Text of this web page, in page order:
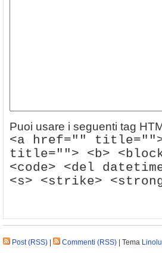
Puoi usare i seguenti tag
<a href="" title="">
title=""> <b>
<code> <del
<s> <strike>
Post (RSS) Commenti (RSS) | Tema